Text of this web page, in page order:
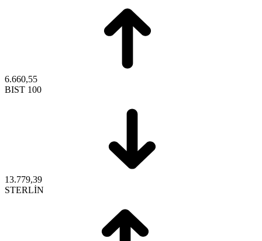
6.660,55
BIST 100
13.779,39
STERLİN